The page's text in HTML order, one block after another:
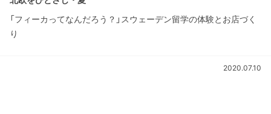
「フィーカってなんだろう？」スウェーデン留学の体験とお店づく
り
2020.07.10